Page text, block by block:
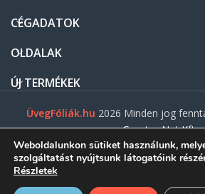
CÉGADATOK
OLDALAK
ÚJ TERMÉKEK
ÜvegFóliák.hu 2026 Minden jog
Gasztro Net Kft.
Weboldalunkon sütiket használunk,
szolgáltatást nyújtsunk látogatóink
Részletek